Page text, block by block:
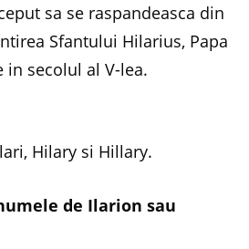
sa se raspandeasca din
Sfantului Hilarius, Papa
in secolul al V-lea.
Hilary si Hillary.
de Ilarion sau